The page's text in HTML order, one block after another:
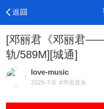
[邓丽君《邓丽君
轨/589M][城通]
love-music
2026-7-8 #华语音乐